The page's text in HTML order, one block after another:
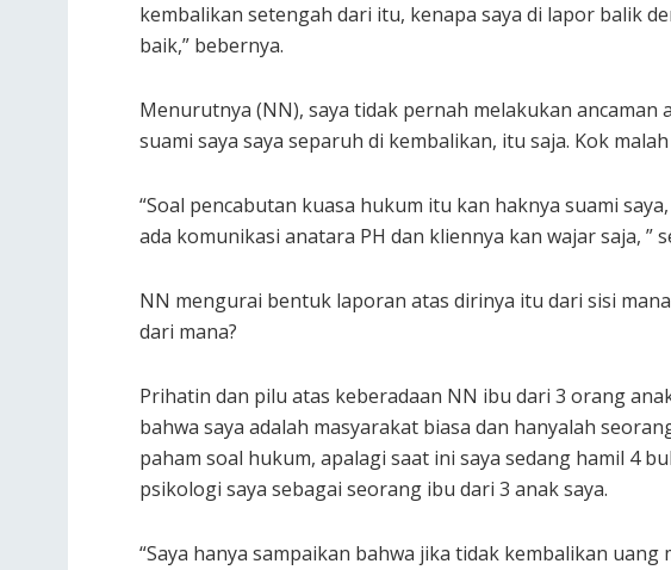
kembalikan setengah dari itu, kenapa saya di lapor balik
baik,” bebernya.
Menurutnya (NN), saya tidak pernah melakukan ancaman
suami saya saya separuh di kembalikan, itu saja. Kok
“Soal pencabutan kuasa hukum itu kan haknya suami
ada komunikasi anatara PH dan kliennya kan wajar saja, ”
NN mengurai bentuk laporan atas dirinya itu dari sisi
dari mana?
Prihatin dan pilu atas keberadaan NN ibu dari 3 orang
bahwa saya adalah masyarakat biasa dan hanyalah
paham soal hukum, apalagi saat ini saya sedang hamil 4
psikologi saya sebagai seorang ibu dari 3 anak saya.
“Saya hanya sampaikan bahwa jika tidak kembalikan uang